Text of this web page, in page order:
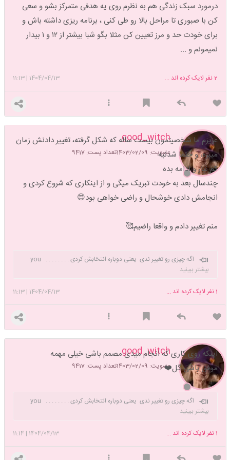
درمورد سبک زندگی هم به نظرم روی یه هدفی متمرکز بشو و سعی
کن با صبوری تا مراحل بالا رو طی کنی ، برنامه ریزی داشته باش و
برای خودت حد و مرز تعیین کن مثلا بگو شبا بیشتر از ۱۲ و ۱ بیدار
نمیمونم و ...
1404/04/13
|
11:13 2نفر لایک کرده اند ...
good_witch
عضویت: 1403/02/09 تعداد پست: 9417
عزیزم ما شخصیتمون بیست ساله که شکل گرفته، تغییر دادنش زمان
میبره، و حتما شدنیه
کم نیار و ادامه بده
چندسال بعد به خودت تبریک میگی و از اینکاری که شروع کردی و
انجامش دادی خوشحال و راضی خواهی بود😍
منم تغییر دادم و واقعا راضیم🥰
اگه چیزی رو تغییر ندی یعنی دوباره انتخابش کردی . . . . . . . . you
can trust me , I'm a good Witchبیشتر ببینید
1404/04/13
|
11:13 1نفر لایک کرده اند ...
good_witch
عضویت: 1403/02/09 تعداد پست: 9417
اینکه روی کاری که انجام میدی مصمم باشی خیلی مهمه
موفق باشی گل❤️
اگه چیزی رو تغییر ندی یعنی دوباره انتخابش کردی . . . . . . . . you
can trust me , I'm a good Witchبیشتر ببینید
1404/04/13
|
11:14 1نفر لایک کرده اند ...